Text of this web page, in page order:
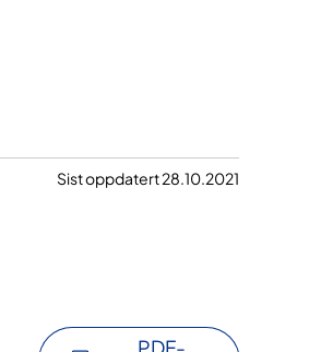
Sist oppdatert 28.10.2021